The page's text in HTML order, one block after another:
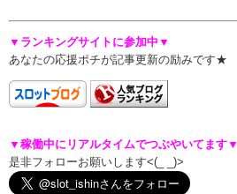
▼ランキングサイトに参加中▼
あなたの応援ポチが記事更新の励みです★
▼稼働中にリアルタイムでつぶやいてます▼
是非フォローお願いします<(_ _)>